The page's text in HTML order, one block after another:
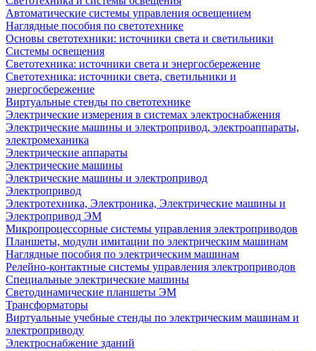
Автоматические системы управления освещением
Наглядные пособия по светотехнике
Основы светотехники: источники света и светильники
Системы освещения
Светотехника: источники света и энергосбережение
Светотехника: источники света, светильники и
энергосбережение
Виртуальные стенды по светотехнике
Электрические измерения в системах электроснабжения
Электрические машины и электропривод, электроаппараты,
электромеханика
Электрические аппараты
Электрические машины
Электрические машины и электропривод
Электропривод
Электротехника, Электроника, Электрические машины и
Электропривод ЭМ
Микропроцессорные системы управления электроприводов
Планшеты, модули имитации по электрическим машинам
Наглядные пособия по электрическим машинам
Релейно-контактные системы управления электроприводов
Специальные электрические машины
Светодинамические планшеты ЭМ
Трансформаторы
Виртуальные учебные стенды по электрическим машинам и
электроприводу
Электроснабжение зданий